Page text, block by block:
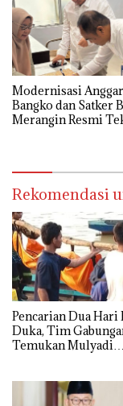
Modernisasi
Bangko dan Satker
Merangin Resmi
Rekomendasi
Pencarian Dua
Duka, Tim
Temukan Mulyadi